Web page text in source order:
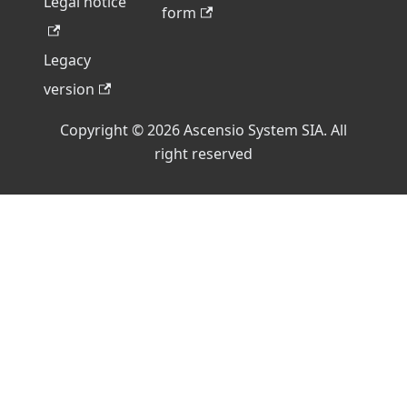
Legacy
version
form
Copyright © 2026 Ascensio System SIA. All
right reserved